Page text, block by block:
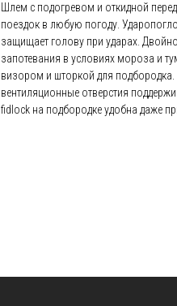
Шлем с подогревом и откидной
поездок в любую погоду.
защищает голову при ударах.
запотевания в условиях мороза и
визором и шторкой для
вентиляционные отверстия
fidlock на подбородке удобна даже